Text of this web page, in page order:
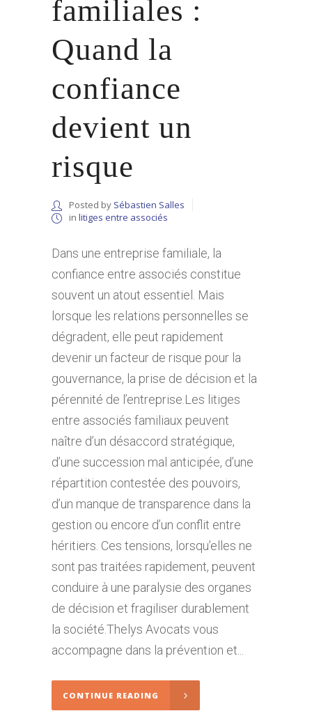
familiales :
Quand la
confiance
devient un
risque
Posted by Sébastien Salles
in litiges entre associés
Dans une entreprise familiale, la
confiance entre associés constitue
souvent un atout essentiel. Mais
lorsque les relations personnelles se
dégradent, elle peut rapidement
devenir un facteur de risque pour la
gouvernance, la prise de décision et la
pérennité de l’entreprise.Les litiges
entre associés familiaux peuvent
naître d’un désaccord stratégique,
d’une succession mal anticipée, d’une
répartition contestée des pouvoirs,
d’un manque de transparence dans la
gestion ou encore d’un conflit entre
héritiers. Ces tensions, lorsqu’elles ne
sont pas traitées rapidement, peuvent
conduire à une paralysie des organes
de décision et fragiliser durablement
la société.Thelys Avocats vous
accompagne dans la prévention et...
CONTINUE READING